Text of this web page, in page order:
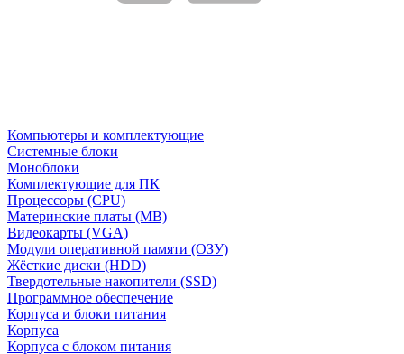
Компьютеры и комплектующие
Системные блоки
Моноблоки
Комплектующие для ПК
Процессоры (CPU)
Материнские платы (MB)
Видеокарты (VGA)
Модули оперативной памяти (ОЗУ)
Жёсткие диски (HDD)
Твердотельные накопители (SSD)
Программное обеспечение
Корпуса и блоки питания
Корпуса
Корпуса с блоком питания